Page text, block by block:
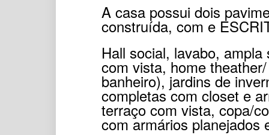
A casa possui dois
construída, com e
Hall social, lavabo,
com vista, home
banheiro), jardins de
completas com closet e
terraço com vista, copa/
com armários planejados